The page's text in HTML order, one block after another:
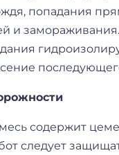
попадания
и
содержит
следует